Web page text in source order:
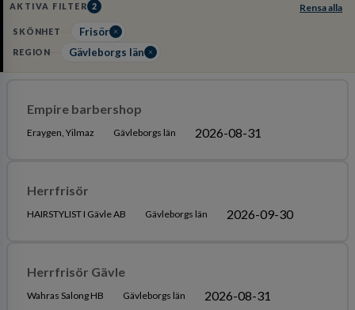
AKTIVA FILTER 2 Rensa alla
SKÖNHET Frisör
REGION Gävleborgs län
Empire barbershop
Eraygen, Yilmaz Gävleborgs län 2026-08-31
Herrfrisör
HAIRSTYLIST I Gävle AB Gävleborgs län 2026-09-30
Herrfrisör Gävle
Wahras Salong HB Gävleborgs län 2026-08-31